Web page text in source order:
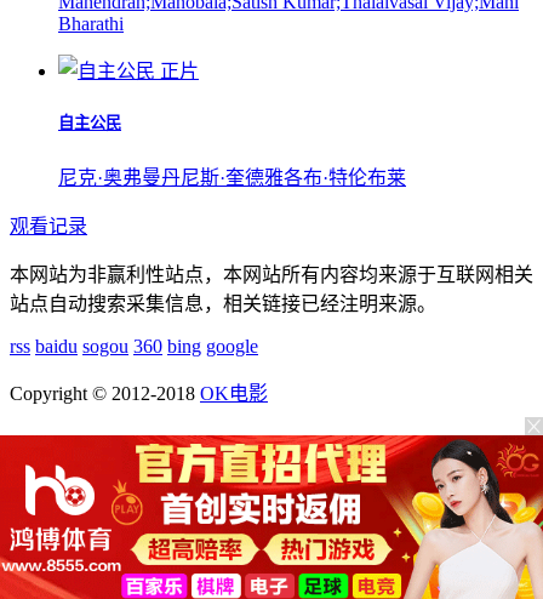
Bharathi
正片
自主公民
尼克·奥弗曼丹尼斯·奎德雅各布·特伦布莱
观看记录
本网站为非赢利性站点，本网站所有内容均来源于互联网相关
站点自动搜索采集信息，相关链接已经注明来源。
rss baidu sogou 360 bing google
Copyright © 2012-2018 OK电影